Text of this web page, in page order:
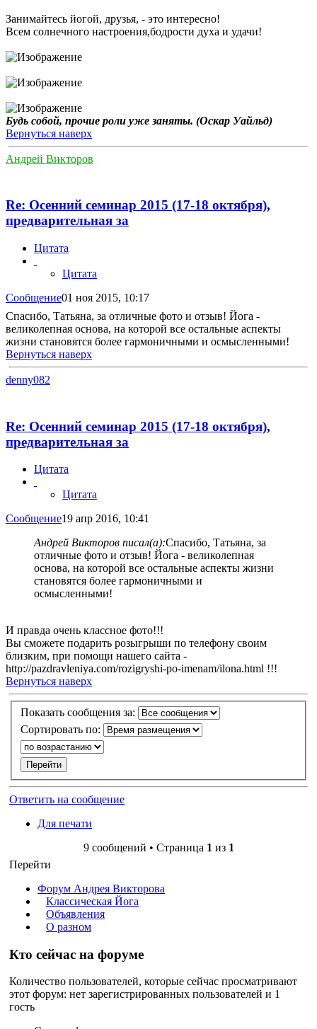
Занимайтесь йогой, друзья, - это интересно!
Всем солнечного настроения,бодрости духа и удачи!
Будь собой, прочие роли уже заняты. (Оскар Уайльд)
Вернуться наверх
Андрей Викторов
Re: Осенний семинар 2015 (17-18 октября),
предварительная за
Цитата
Цитата
Сообщение01 ноя 2015, 10:17
Спасибо, Татьяна, за отличные фото и отзыв! Йога -
великолепная основа, на которой все остальные аспекты
жизни становятся более гармоничными и осмысленными!
Вернуться наверх
denny082
Re: Осенний семинар 2015 (17-18 октября),
предварительная за
Цитата
Цитата
Сообщение19 апр 2016, 10:41
Андрей Викторов писал(а):Спасибо, Татьяна, за
отличные фото и отзыв! Йога - великолепная
основа, на которой все остальные аспекты жизни
становятся более гармоничными и
осмысленными!
И правда очень классное фото!!!
Вы сможете подарить розыгрыши по телефону своим
близким, при помощи нашего сайта -
http://pazdravleniya.com/rozigryshi-po-imenam/ilona.html !!!
Вернуться наверх
Показать сообщения за:
Сортировать по:
Ответить на сообщение
Для печати
9 сообщений • Страница 1 из 1
Перейти
Форум Андрея Викторова
Классическая Йога
Объявления
О разном
Кто сейчас на форуме
Количество пользователей, которые сейчас просматривают
этот форум: нет зарегистрированных пользователей и 1
гость